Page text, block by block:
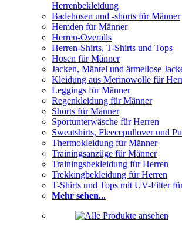
Herrenbekleidung
Badehosen und -shorts für Männer
Hemden für Männer
Herren-Overalls
Herren-Shirts, T-Shirts und Tops
Hosen für Männer
Jacken, Mäntel und ärmellose
Kleidung aus Merinowolle für
Leggings für Männer
Regenkleidung für Männer
Shorts für Männer
Sportunterwäsche für Herren
Sweatshirts, Fleecepullover und
Thermokleidung für Männer
Trainingsanzüge für Männer
Trainingsbekleidung für Herren
Trekkingbekleidung für Herren
T-Shirts und Tops mit UV-Filter
Mehr sehen...